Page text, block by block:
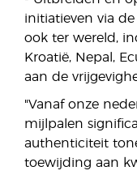
initiatieven via
ook ter wereld,
Kroatië, Nepal,
aan de
"Vanaf onze
mijlpalen
authenticiteit
toewijding aan